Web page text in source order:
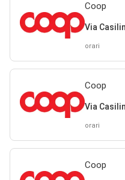
Coop
Via
orari
Coop
Via
orari
Coop